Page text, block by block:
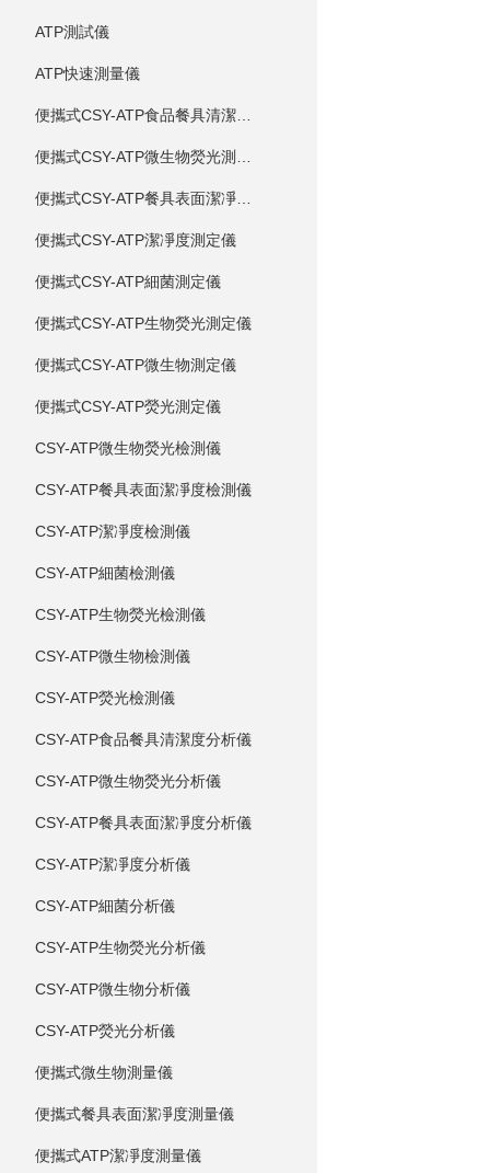
ATP測試儀
ATP快速測量儀
便攜式CSY-ATP潔凈度測定儀
便攜式CSY-ATP細菌測定儀
便攜式CSY-ATP生物熒光測定儀
便攜式CSY-ATP微生物測定儀
便攜式CSY-ATP熒光測定儀
CSY-ATP微生物熒光檢測儀
CSY-ATP餐具表面潔凈度檢測儀
CSY-ATP潔凈度檢測儀
CSY-ATP細菌檢測儀
CSY-ATP生物熒光檢測儀
CSY-ATP微生物檢測儀
CSY-ATP熒光檢測儀
CSY-ATP食品餐具清潔度分析儀
CSY-ATP微生物熒光分析儀
CSY-ATP餐具表面潔凈度分析儀
CSY-ATP潔凈度分析儀
CSY-ATP細菌分析儀
CSY-ATP生物熒光分析儀
CSY-ATP微生物分析儀
CSY-ATP熒光分析儀
便攜式微生物測量儀
便攜式餐具表面潔凈度測量儀
便攜式ATP潔凈度測量儀